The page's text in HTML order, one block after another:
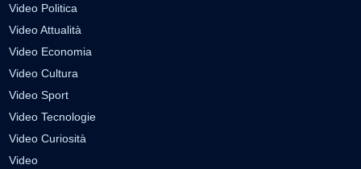
Video Politica
Video Attualità
Video Economia
Video Cultura
Video Sport
Video Tecnologie
Video Curiosità
Video